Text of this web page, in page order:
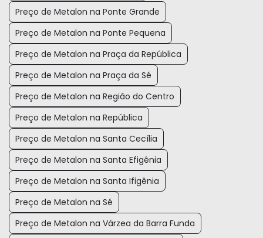
Preço de Metalon na Ponte Grande
Preço de Metalon na Ponte Pequena
Preço de Metalon na Praça da República
Preço de Metalon na Praça da Sé
Preço de Metalon na Região do Centro
Preço de Metalon na República
Preço de Metalon na Santa Cecília
Preço de Metalon na Santa Efigênia
Preço de Metalon na Santa Ifigênia
Preço de Metalon na Sé
Preço de Metalon na Várzea da Barra Funda